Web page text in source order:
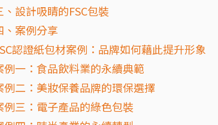
、設計吸睛的FSC包裝
、案例分享
認證紙包材案例：品牌如何藉此提升形象
例一：食品飲料業的永續典範
例二：美妝保養品牌的環保選擇
例三：電子產品的綠色包裝